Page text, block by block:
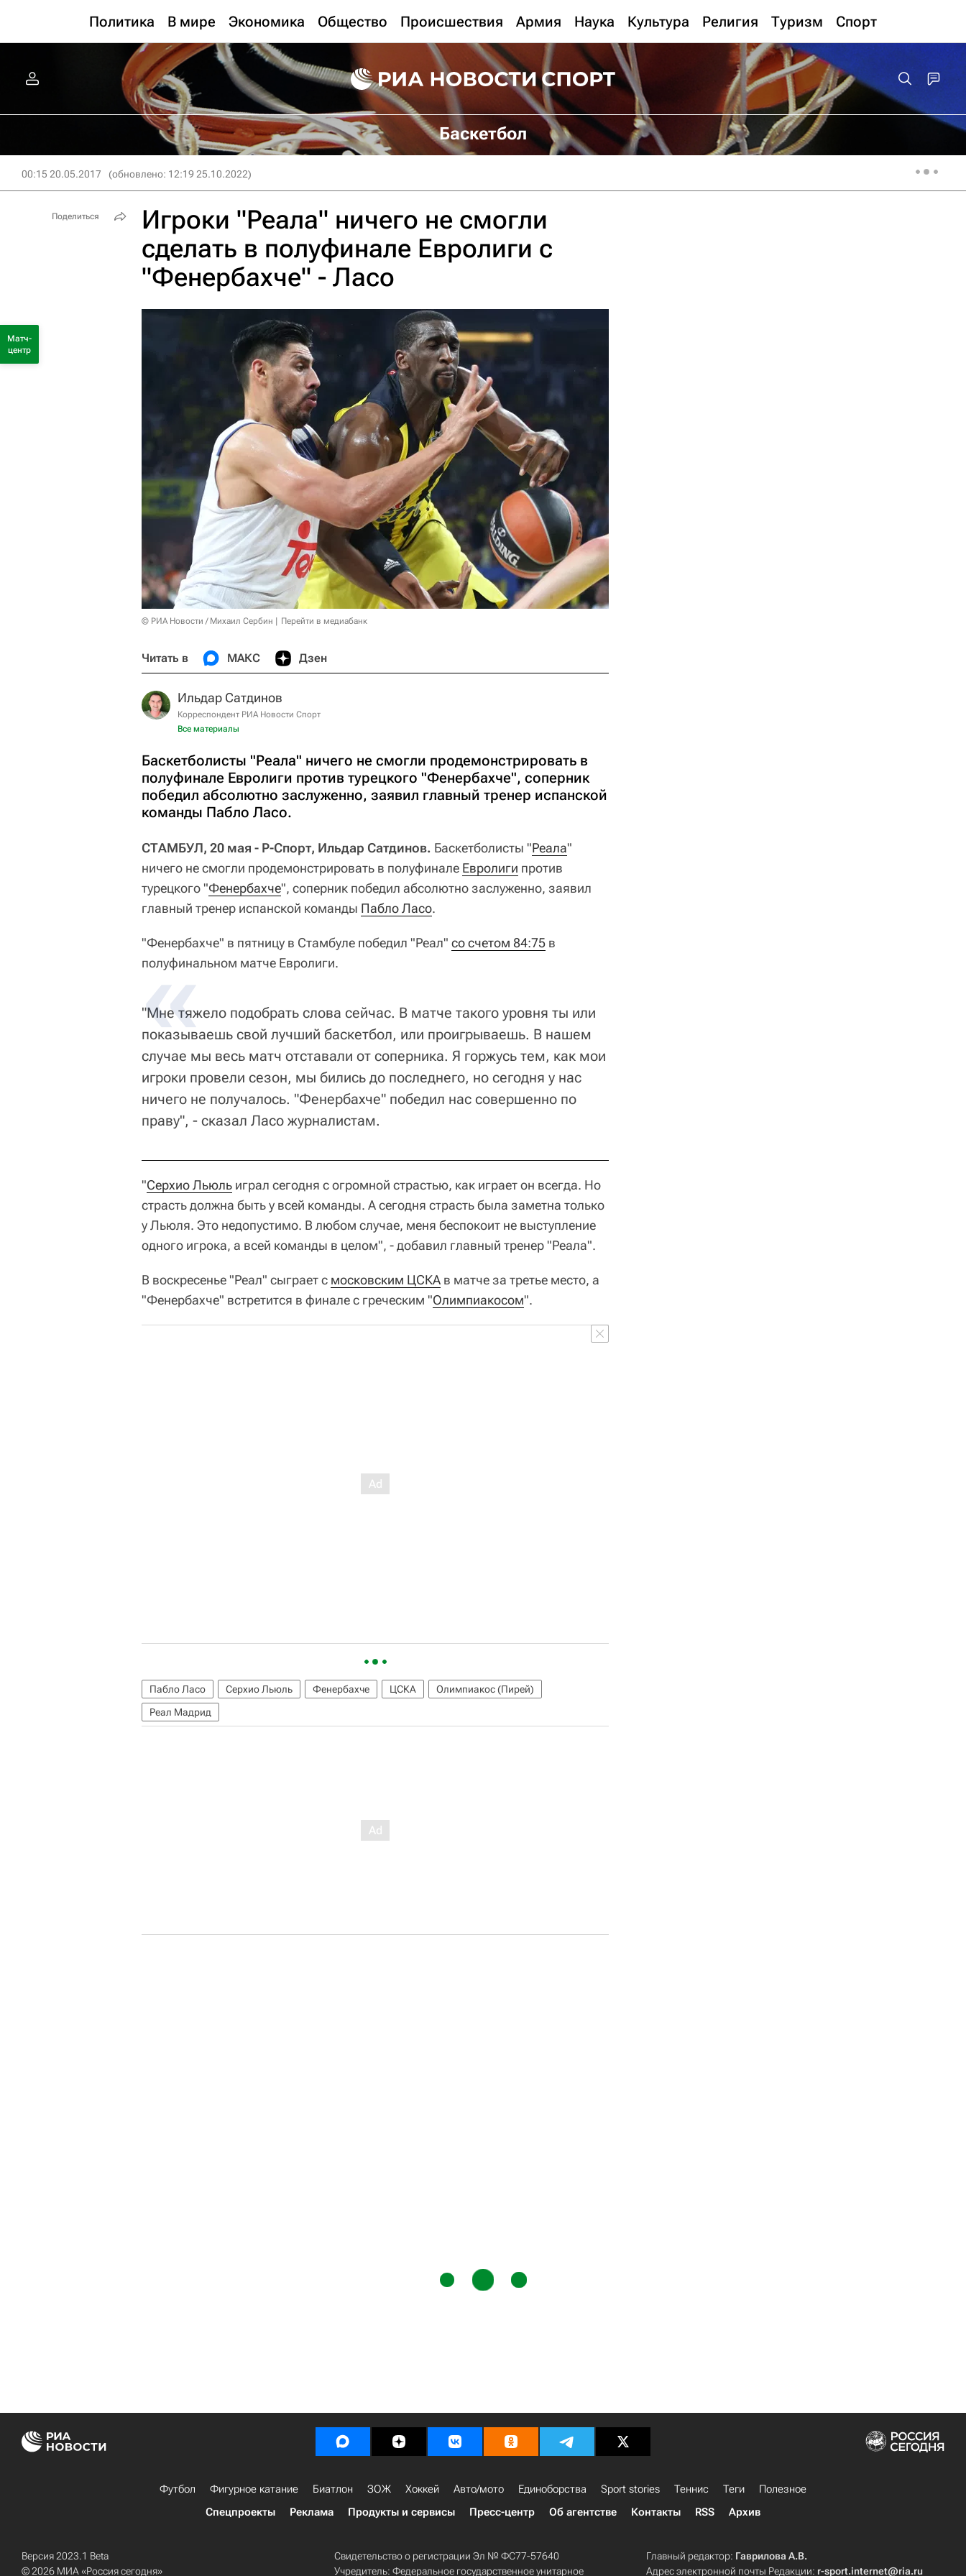
Политика В мире Экономика Общество Происшествия Армия Наука Культура Религия Туризм Спорт
Баскетбол
00:15 20.05.2017 (обновлено: 12:19 25.10.2022)
Игроки "Реала" ничего не смогли
сделать в полуфинале Евролиги с
"Фенербахче" - Ласо
© РИА Новости / Михаил Сербин Перейти в медиабанк
Читать в МАКС Дзен
Ильдар Сатдинов
Корреспондент РИА Новости Спорт
Все материалы
Баскетболисты "Реала" ничего не смогли продемонстрировать в
полуфинале Евролиги против турецкого "Фенербахче", соперник
победил абсолютно заслуженно, заявил главный тренер испанской
команды Пабло Ласо.
СТАМБУЛ, 20 мая - Р-Спорт, Ильдар Сатдинов. Баскетболисты "Реала"
ничего не смогли продемонстрировать в полуфинале Евролиги против
турецкого "Фенербахче", соперник победил абсолютно заслуженно, заявил
главный тренер испанской команды Пабло Ласо.
"Фенербахче" в пятницу в Стамбуле победил "Реал" со счетом 84:75 в
полуфинальном матче Евролиги.
"Мне тяжело подобрать слова сейчас. В матче такого уровня ты или
показываешь свой лучший баскетбол, или проигрываешь. В нашем
случае мы весь матч отставали от соперника. Я горжусь тем, как мои
игроки провели сезон, мы бились до последнего, но сегодня у нас
ничего не получалось. "Фенербахче" победил нас совершенно по
праву", - сказал Ласо журналистам.
"Серхио Льюль играл сегодня с огромной страстью, как играет он всегда. Но
страсть должна быть у всей команды. А сегодня страсть была заметна только
у Льюля. Это недопустимо. В любом случае, меня беспокоит не выступление
одного игрока, а всей команды в целом", - добавил главный тренер "Реала".
В воскресенье "Реал" сыграет с московским ЦСКА в матче за третье место, а
"Фенербахче" встретится в финале с греческим "Олимпиакосом".
Пабло Ласо Серхио Льюль Фенербахче ЦСКА
Олимпиакос (Пирей)
Реал Мадрид
Поделиться
Матч-
центр
Футбол Фигурное катание Биатлон ЗОЖ Хоккей Авто/мото Единоборства Sport stories Теннис Теги
Полезное
Спецпроекты
Реклама Продукты и сервисы Пресс-центр Об агентстве Контакты RSS Архив
Версия 2023.1 Beta
© 2026 МИА «Россия сегодня»
Свидетельство о регистрации Эл № ФС77-57640
Учредитель: Федеральное государственное унитарное
Главный редактор: Гаврилова А.В.
Адрес электронной почты Редакции: r-sport.internet@ria.ru